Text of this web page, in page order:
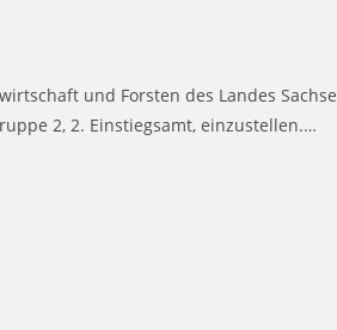
und Forsten des Landes
2, 2. Einstiegsamt, einzustellen.…